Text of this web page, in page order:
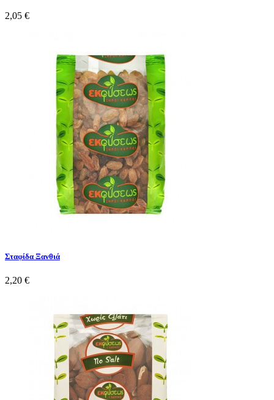
2,05 €
Σταφίδα Ξανθιά
2,20 €